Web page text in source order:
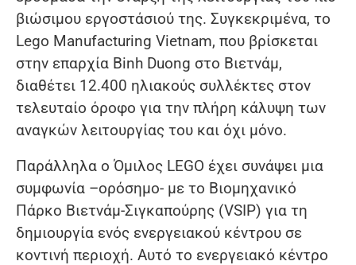
βιώσιμου εργοστάσιού της. Συγκεκριμένα, το
Lego Manufacturing Vietnam, που βρίσκεται
στην επαρχία Binh Duong στο Βιετνάμ,
διαθέτει 12.400 ηλιακούς συλλέκτες στον
τελευταίο όροφο για την πλήρη κάλυψη των
αναγκών λειτουργίας του και όχι μόνο.
Παράλληλα ο Όμιλος LEGO έχει συνάψει μια
συμφωνία –ορόσημο- με το Βιομηχανικό
Πάρκο Βιετνάμ-Σιγκαπούρης (VSIP) για τη
δημιουργία ενός ενεργειακού κέντρου σε
κοντινή περιοχή. Αυτό το ενεργειακό κέντρο